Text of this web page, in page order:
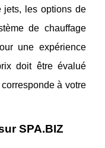
jets, les options de
de chauffage
une expérience
doit être évalué
à votre
SPA.BIZ